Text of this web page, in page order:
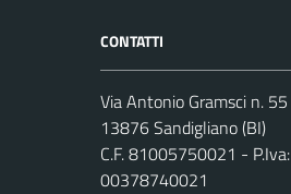
CONTATTI
Via Antonio Gramsci n. 55
13876 Sandigliano (BI)
C.F. 81005750021 - P.Iva:
00378740021